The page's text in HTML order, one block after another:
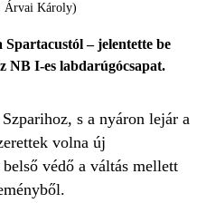
Árvai Károly)
– jelentette be
NB I-es labdarúgócsapat.
s a nyáron lejár a
volna új
védő a váltás mellett